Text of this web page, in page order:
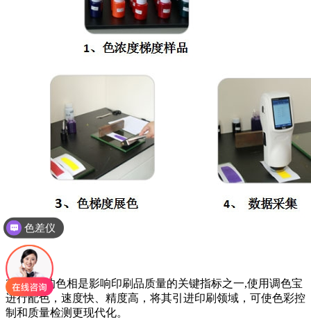
2、油墨的色相是影响印刷品质量的关键指标之一,使用调色宝
进行配色，速度快、精度高，将其引进印刷领域，可使色彩控
制和质量检测更现代化。
色差仪
光泽度仪